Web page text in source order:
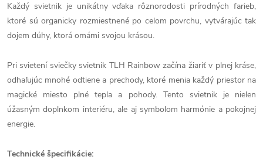
Každý svietnik je unikátny vďaka rôznorodosti prírodných farieb,
ktoré sú organicky rozmiestnené po celom povrchu, vytvárajúc tak
dojem dúhy, ktorá omámi svojou krásou.
Pri svietení sviečky svietnik TLH Rainbow začína žiariť v plnej kráse,
odhaľujúc mnohé odtiene a prechody, ktoré menia každý priestor na
magické miesto plné tepla a pohody. Tento svietnik je nielen
úžasným doplnkom interiéru, ale aj symbolom harmónie a pokojnej
energie.
Technické špecifikácie: